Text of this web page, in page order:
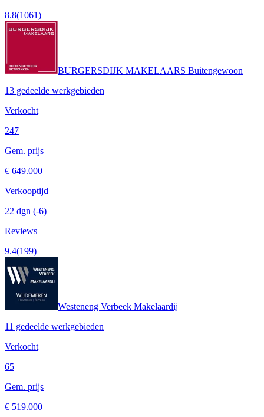
8.8(1061)
BURGERSDIJK MAKELAARS Buitengewoon
13 gedeelde werkgebieden
Verkocht
247
Gem. prijs
€ 649.000
Verkooptijd
22 dgn (-6)
Reviews
9.4(199)
Westeneng Verbeek Makelaardij
11 gedeelde werkgebieden
Verkocht
65
Gem. prijs
€ 519.000